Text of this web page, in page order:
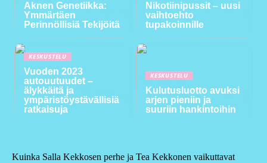
Aknen Genetiikka:
Ymmärtäen
Perinnöllisiä Tekijöitä
Nikotiinipussit – uusi
vaihtoehto
tupakoinnille
KESKUSTELU
Vuoden 2023
autouutuudet –
älykkäitä ja
ympäristöystävällisiä
ratkaisuja
KESKUSTELU
Kulutusluotto avuksi
arjen pieniin ja
suuriin hankintoihin
Kuinka Salla Kekkosen perhe ja Tea Kekkonen vaikuttavat